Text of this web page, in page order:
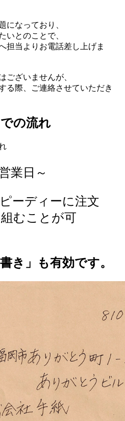
になっており、
いとのことで、
担当よりお電話差し上げま
ございませんが、
る際、ご連絡させていただき
の流れ
業日～
ーディーに注文
むことが可
き」も有効です。